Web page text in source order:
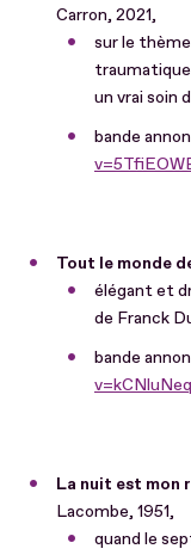
Carron, 2021,
sur le
un vrai soin
bande
Tout le monde
élégant et
de Franck
bande
La nuit est mon
Lacombe, 1951,
quand le